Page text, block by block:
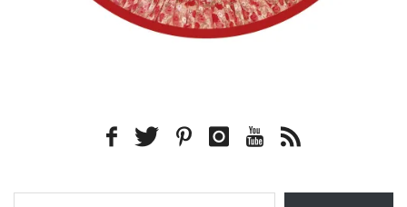
Type your email…